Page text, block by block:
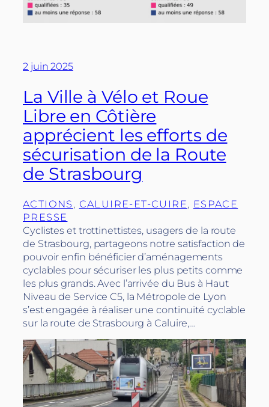
2 juin 2025
La Ville à Vélo et Roue
Libre en Côtière
apprécient les efforts de
sécurisation de la Route
de Strasbourg
ACTIONS , CALUIRE-ET-CUIRE, ESPACE
PRESSE
Cyclistes et trottinettistes, usagers de la route
de Strasbourg, partageons notre satisfaction de
pouvoir enfin bénéficier d’aménagements
cyclables pour sécuriser les plus petits comme
les plus grands. Avec l’arrivée du Bus à Haut
Niveau de Service C5, la Métropole de Lyon
s’est engagée à réaliser une continuité cyclable
sur la route de Strasbourg à Caluire,…